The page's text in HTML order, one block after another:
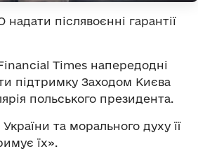
післявоєнні гарантії
Times напередодні
підтримку Заходом Києва
польського президента.
та морального духу її
їх».